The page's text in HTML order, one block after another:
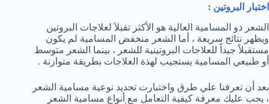
اختبار البروتين :
الشعر ذو المسامية العالية هو الأكثر تقبلاَ لعلاجات البروتين
ويظهر نتائج سريعة ، أما الشعر منخفض المسامية لم يكون
مستقبلاً جيداً للعلاجات البروتينية للشعر ، بينما الشعر متوسط
أو طبيعي المسامية يستجيب لهذة العلاجات بطريقة متوازنة .
بعد أن تعرفنا علي طرق واختبارت تحديد نوعية مسامية الشعر
، يجب عليك معرفة كيفية التعامل مع أنواع مسامية الشعر